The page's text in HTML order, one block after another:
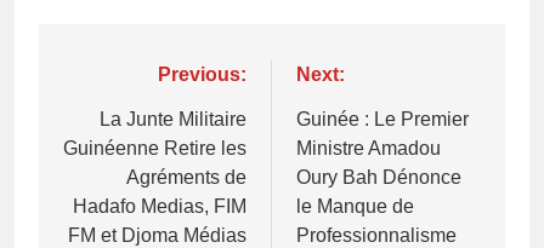
Navigation
l’article
Previous:
La Junte Militaire
Guinéenne Retire les
Agréments de
Hadafo Medias, FIM
FM et Djoma Médias
Next:
Guinée : Le Premier
Ministre Amadou
Oury Bah Dénonce
le Manque de
Professionnalisme